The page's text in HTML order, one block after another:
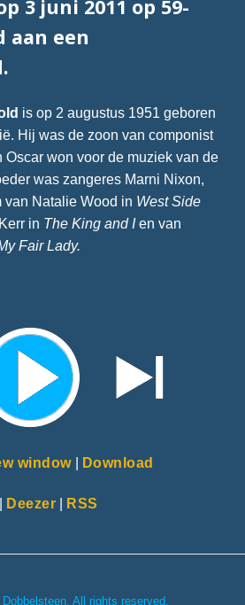
3 juni 2011 op 59-
aan een
is op 2 augustus 1951 geboren
Hij was de zoon van componist
Oscar won voor de muziek van de
was zangeres Marni Nixon,
van Natalie Wood in West Side
in The King and Ien van
Fair Lady.
window| Download
| Deezer | RSS
All rights reserved.